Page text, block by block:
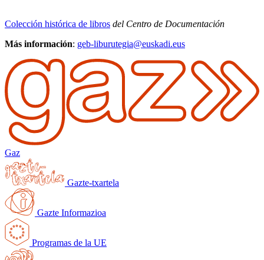
Colección histórica de libros del Centro de Documentación
Más información: geb-liburutegia@euskadi.eus
Gaz
Gazte-txartela
Gazte Informazioa
Programas de la UE